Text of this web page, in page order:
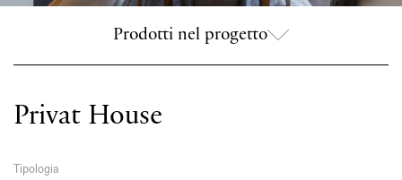
Prodotti nel progetto
Privat House
Tipologia